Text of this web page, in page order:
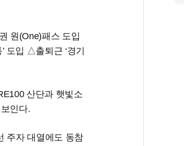
원(One)패스 도입
도입 △출퇴근 ‘경기
산단과 햇빛소
인다.
주자 대열에도 동참